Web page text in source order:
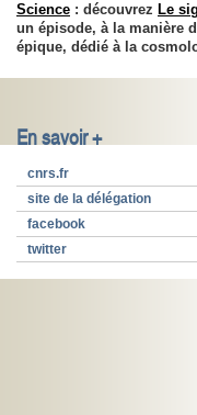
Science : découvrez Le
un épisode, à la manière
épique, dédié à la
En savoir +
cnrs.fr
site de la délégation
facebook
twitter